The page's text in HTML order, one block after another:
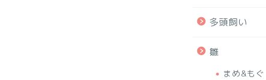
多頭飼い
雛
まめ&もぐ